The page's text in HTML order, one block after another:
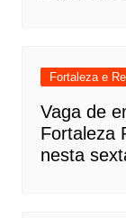
Fortaleza e
Vaga de
Fortaleza
nesta